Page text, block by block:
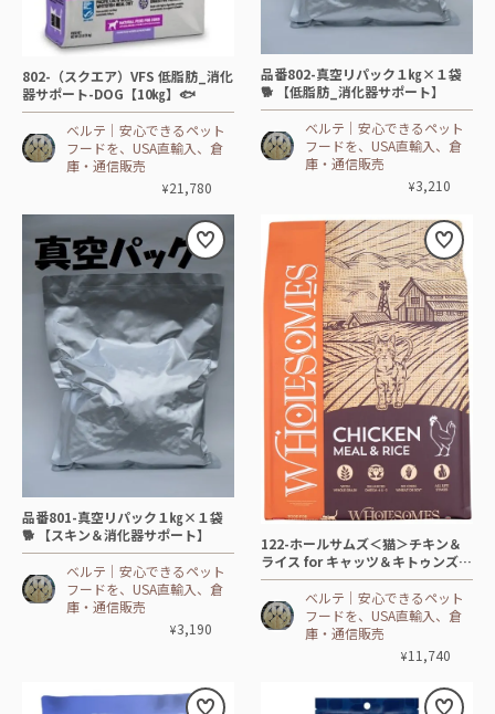
802-（スクエア）VFS 低脂肪_消化
器サポート-DOG【10㎏】🐟
ベルテ│安心できるペット
フードを、USA直輸入、倉
庫・通信販売
¥21,780
品番802-真空リパック１㎏×１袋
🐕 【低脂肪_消化器サポート】
ベルテ│安心できるペット
フードを、USA直輸入、倉
庫・通信販売
¥3,210
品番801-真空リパック１㎏×１袋
🐕 【スキン＆消化器サポート】
ベルテ│安心できるペット
フードを、USA直輸入、倉
庫・通信販売
¥3,190
122-ホールサムズ＜猫＞チキン＆
ライス for キャッツ＆キトゥンズ😸
【6.8㎏】-🐓🐟
ベルテ│安心できるペット
フードを、USA直輸入、倉
庫・通信販売
¥11,740